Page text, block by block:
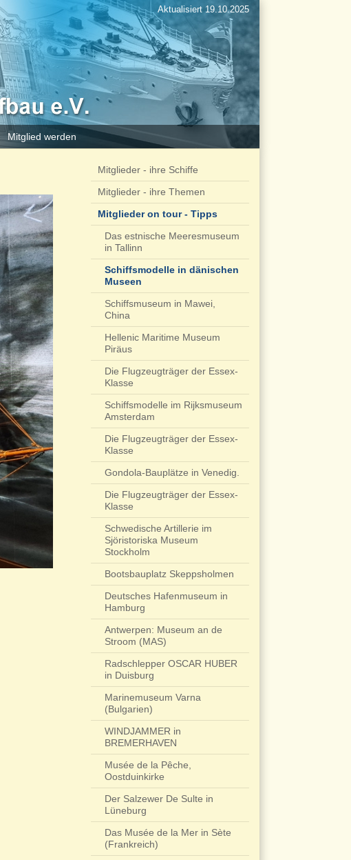
Mitglied werden
Aktualisiert 19.10.2025
Mitglieder - ihre Schiffe
Mitglieder - ihre Themen
Mitglieder on tour - Tipps
Das estnische Meeresmuseum
in Tallinn
Schiffsmodelle in dänischen
Museen
Schiffsmuseum in Mawei,
China
Hellenic Maritime Museum
Piräus
Die Flugzeugträger der Essex-
Klasse
Schiffsmodelle im Rijksmuseum
Amsterdam
Die Flugzeugträger der Essex-
Klasse
Gondola-Bauplätze in Venedig.
Die Flugzeugträger der Essex-
Klasse
Schwedische Artillerie im
Sjöristoriska Museum
Stockholm
Bootsbauplatz Skeppsholmen
Deutsches Hafenmuseum in
Hamburg
Antwerpen: Museum an de
Stroom (MAS)
Radschlepper OSCAR HUBER
in Duisburg
Marinemuseum Varna
(Bulgarien)
WINDJAMMER in
BREMERHAVEN
Musée de la Pêche,
Oostduinkirke
Der Salzewer De Sulte in
Lüneburg
Das Musée de la Mer in Sète
(Frankreich)